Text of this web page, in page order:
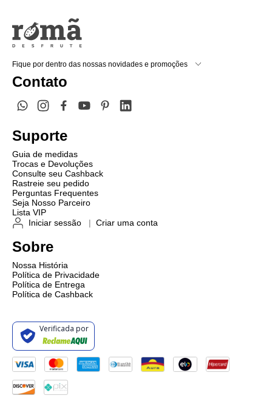
Fique por dentro das nossas novidades e promoções
Contato
Suporte
Guia de medidas
Trocas e Devoluções
Consulte seu Cashback
Rastreie seu pedido
Perguntas Frequentes
Seja Nosso Parceiro
Lista VIP
Iniciar sessão
| Criar uma conta
Sobre
Nossa História
Política de Privacidade
Política de Entrega
Política de Cashback
Verificada por